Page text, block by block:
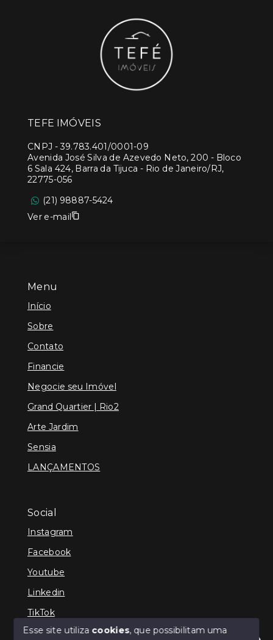
Menu
Início
Sobre
Contato
Financie
Negocie seu Imóvel
Grand Quartier | Rio2
Arte Jardim
Sensia
LANÇAMENTOS
Social
Instagram
Facebook
Youtube
Linkedin
TikTok
TEFE IMÓVEIS
CNPJ -39.783.401/0001-09
Avenida José Silva de Azevedo Neto, 200 - Bloco
6 Sala 424, Barra da Tijuca - Rio de Janeiro/RJ,
22775-056
(21) 98887-5424
Ver e-mail
Esse site utiliza cookies, que possibilitam uma